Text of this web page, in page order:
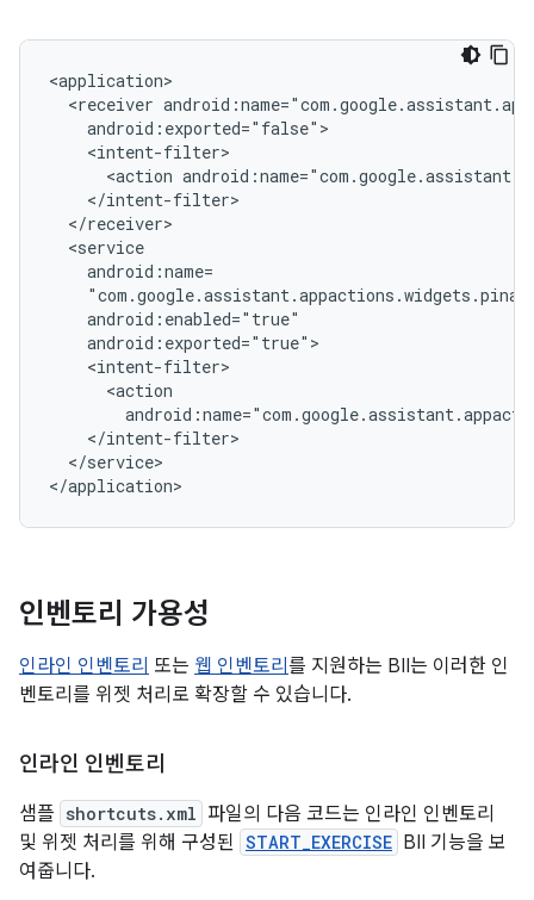
<receiver
<action
</service>
인벤토리 가용성
인라인 인벤토리 또는 웹 인벤토리 를 지원하는 BII는 이러한 인
벤토리를 위젯 처리로 확장할 수 있습니다.
인라인 인벤토리
샘플 shortcuts.xml 파일의 다음 코드는 인라인 인벤토리
및 위젯 처리를 위해 구성된 START_EXERCISE BII 기능을 보
여줍니다.